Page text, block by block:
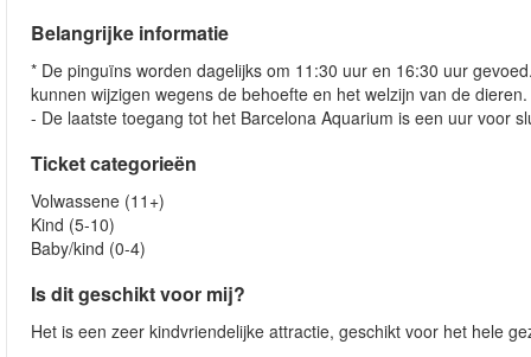
Belangrijke informatie
* De pinguïns worden dagelijks om 11:30 uur en 16:30 uur
kunnen wijzigen wegens de behoefte en het welzijn van de dieren.
- De laatste toegang tot het Barcelona Aquarium is een uur voor
Ticket categorieën
Volwassene (11+)
Kind (5-10)
Baby/kind (0-4)
Is dit geschikt voor mij?
Het is een zeer kindvriendelijke attractie, geschikt voor het hele